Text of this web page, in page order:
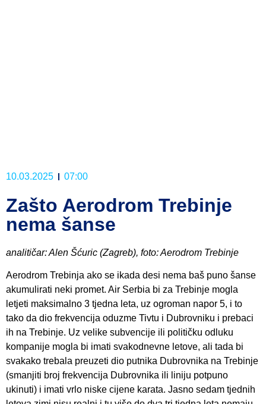
10.03.2025 07:00
Zašto Aerodrom Trebinje
nema šanse
analitičar: Alen Šćuric (Zagreb), foto: Aerodrom Trebinje
Aerodrom Trebinja ako se ikada desi nema baš puno šanse
akumulirati neki promet. Air Serbia bi za Trebinje mogla
letjeti maksimalno 3 tjedna leta, uz ogroman napor 5, i to
tako da dio frekvencija oduzme Tivtu i Dubrovniku i prebaci
ih na Trebinje. Uz velike subvencije ili političku odluku
kompanije mogla bi imati svakodnevne letove, ali tada bi
svakako trebala preuzeti dio putnika Dubrovnika na Trebinje
(smanjiti broj frekvencija Dubrovnika ili liniju potpuno
ukinuti) i imati vrlo niske cijene karata. Jasno sedam tjednih